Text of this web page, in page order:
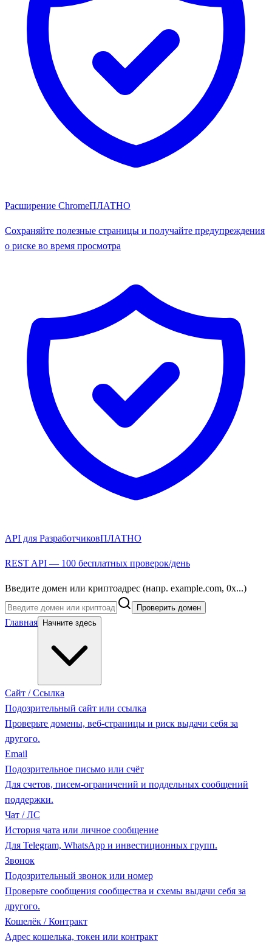
Расширение ChromeПЛАТНО
Сохраняйте полезные страницы и получайте предупреждения
о риске во время просмотра
API для РазработчиковПЛАТНО
REST API — 100 бесплатных проверок/день
Введите домен или криптоадрес (напр. example.com, 0x...)
Проверить домен
Главная Начните здесь
Сайт / Ссылка
Подозрительный сайт или ссылка
Проверьте домены, веб-страницы и риск выдачи себя за
другого.
Email
Подозрительное письмо или счёт
Для счетов, писем-ограничений и поддельных сообщений
поддержки.
Чат / ЛС
История чата или личное сообщение
Для Telegram, WhatsApp и инвестиционных групп.
Звонок
Подозрительный звонок или номер
Проверьте сообщения сообщества и схемы выдачи себя за
другого.
Кошелёк / Контракт
Адрес кошелька, токен или контракт